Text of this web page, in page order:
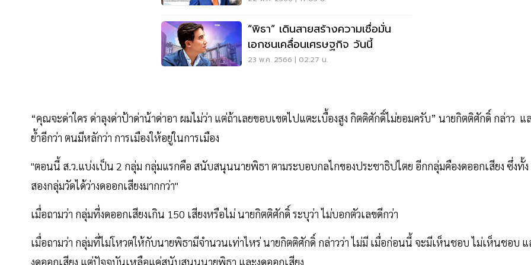
“พิธา” เดินสายสร้างความเชื่อมั่น
เอกชนเคลื่อนเศรษฐกิจ วันนี้
23 พ.ค. 2566 | 02:27 น.
“คุณจะด่าใคร ด่าลุงด่าป้าด่าน้าด่าอา ผมไม่ว่า แต่ถ้าเลยขอบเขตไปแตะเบื้องสูง กิตติศักดิ์ไม่ยอมครับ” นายกิตติศักดิ์ กล่าว แ
ย้ำอีกว่า ตนมีหลักว่า การเมืองให้อยู่ในการเมือง
"ตอนนี้ ส.ว.แบ่งเป็น 2 กลุ่ม กลุ่มแรกคือ สนับสนุนนายพิธา ตามระบอบกลไกของประชาธิปไตย อีกกลุ่มคืองดออกเสียง ซึ่งทั้ง
สองกลุ่มวัดได้ว่างดออกเสียงมากกว่า"
เมื่อถามว่า กลุ่มที่งดออกเสียงเกิน 150 เสียงหรือไม่ นายกิตติศักดิ์ ระบุว่า ไม่บอกตัวเลขดีกว่า
เมื่อถามว่า กลุ่มที่ไม่โหวตให้กับนายพิธามีจำนวนเท่าไหร่ นายกิตติศักดิ์ กล่าวว่า ไม่มี เมื่อก่อนนี้ จะมีเห็นชอบ ไม่เห็นชอบ แ
งดออกเสียง แต่ปัจจุบันเหลือแค่สนับสนุนนายพิธา และงดออกเสียง